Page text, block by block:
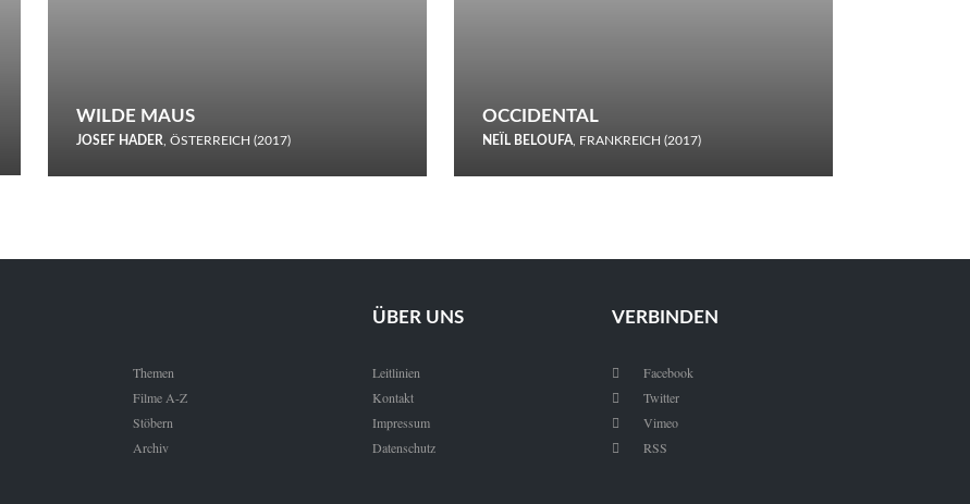
WILDE MAUS
JOSEF HADER, ÖSTERREICH (2017)
Schnee.
OCCIDENTAL
NEÏL BELOUFA, FRANKREICH (2017)
Themen
Filme A-Z
Stöbern
Archiv
ÜBER UNS
Leitlinien
Kontakt
Impressum
Datenschutz
VERBINDEN
 Facebook
 Twitter
 Vimeo
 RSS